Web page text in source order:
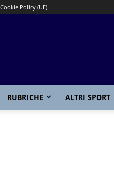
Cookie Policy (UE)
RUBRICHE ALTRI SPORT